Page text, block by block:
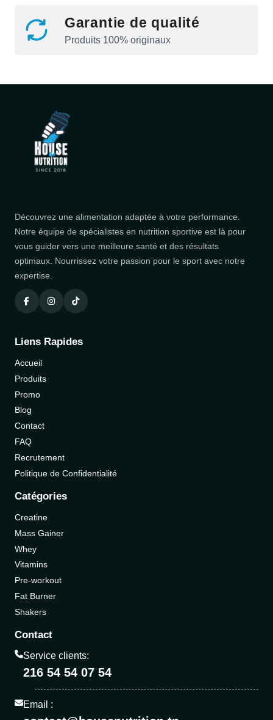
Garantie de qualité
Produits 100% originaux
Découvrez une alimentation adaptée à votre performance.
Notre équipe de spécialistes en nutrition sportive est là pour
vous guider vers une meilleure santé et des résultats
optimaux. Nourrissez votre passion pour le sport avec notre
expertise.
Liens Rapides
Accueil
Produits
Promo
Blog
Contact
FAQ
Recrutement
Politique de Confidentialité
Catégories
Creatine
Mass Gainer
Whey
Vitamins
Pre-workout
Fat Burner
Shakers
Contact
Service clients:
216 54 54 07 54
Email :